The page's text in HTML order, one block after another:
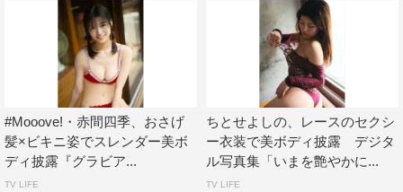
#Mooove!・赤間四季、おさげ
髪×ビキニ姿でスレンダー美ボ
ディ披露『グラビア...
TV LIFE
ちとせよしの、レースのセクシ
ー衣装で美ボディ披露 デジタ
ル写真集「いまを艶やかに...
TV LIFE